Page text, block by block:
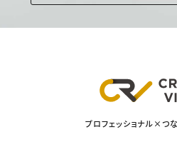
プロフェッショナル×つ